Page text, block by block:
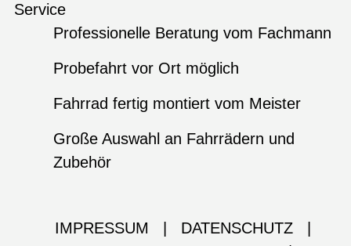
Service
Professionelle Beratung vom Fachmann
Probefahrt vor Ort möglich
Fahrrad fertig montiert vom Meister
Große Auswahl an Fahrrädern und
Zubehör
IMPRESSUM DATENSCHUTZ